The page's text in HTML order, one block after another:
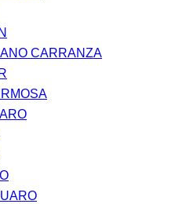
CARRANZA